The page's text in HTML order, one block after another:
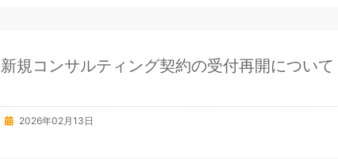
新規コンサルティング契約の受付再開について
2026年02月13日